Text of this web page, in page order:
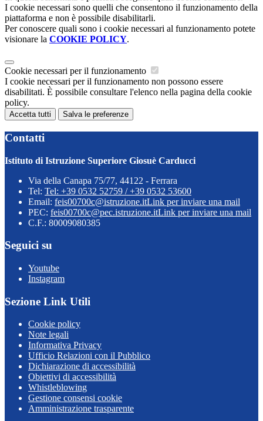
I cookie necessari sono quelli che consentono il funzionamento della
piattaforma e non è possibile disabilitarli.
Per conoscere quali sono i cookie necessari al funzionamento potete
visionare la COOKIE POLICY.
Cookie necessari per il funzionamento
I cookie necessari per il funzionamento non possono essere
disabilitati. È possibile consultare l'elenco nella pagina della cookie
policy.
Accetta tutti Salva le preferenze
Contatti
Istituto di Istruzione Superiore Giosuè Carducci
Via della Canapa 75/77, 44122 - Ferrara
Tel: Tel: +39 0532 52759 / +39 0532 53600
Email: feis00700c@istruzione.itLink per inviare una mail
PEC: feis00700c@pec.istruzione.itLink per inviare una mail
C.F.: 80009080385
Seguici su
Youtube
Instagram
Sezione Link Utili
Cookie policy
Note legali
Informativa Privacy
Ufficio Relazioni con il Pubblico
Dichiarazione di accessibilità
Obiettivi di accessibilità
Whistleblowing
Gestione consensi cookie
Amministrazione trasparente